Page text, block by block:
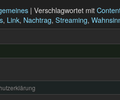
| Verschlagwortet mit
, Link, Nachtrag, Streaming,